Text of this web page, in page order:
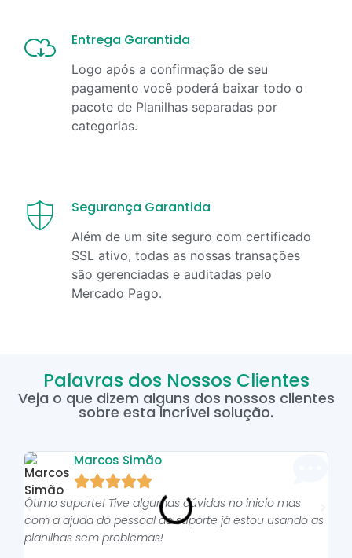
Entrega Garantida
Logo após a confirmação de seu
pagamento você poderá baixar todo o
pacote de Planilhas separadas por
categorias.
Segurança Garantida
Além de um site seguro com certificado
SSL ativo, todas as nossas transações
são gerenciadas e auditadas pelo
Mercado Pago.
Palavras dos Nossos Clientes
Veja o que dizem alguns dos nossos clientes
sobre esta incrível solução.
Marcos Simão

Ótimo suporte! Tive algumas dúvidas no inicio mas
com a ajuda do pessoal do suporte já estou usando as
planilhas sem problemas!